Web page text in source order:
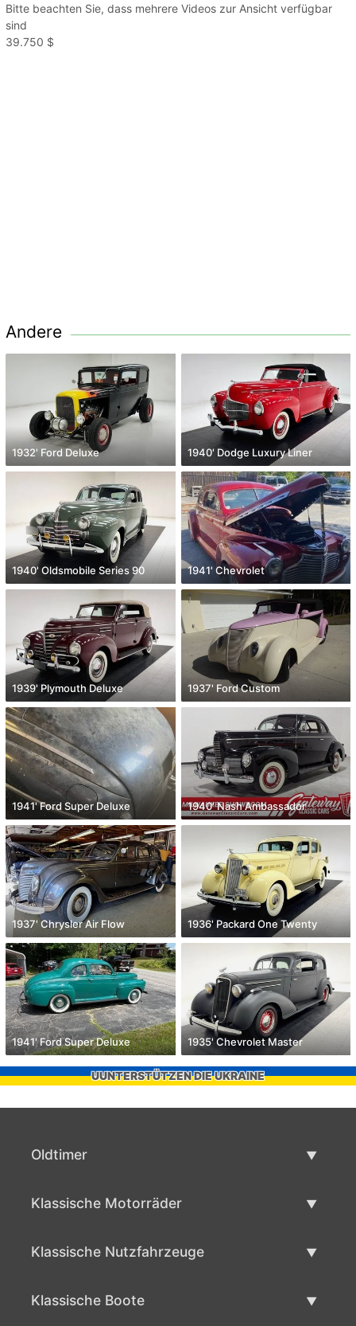
Bitte beachten Sie, dass mehrere Videos zur Ansicht verfügbar
sind
39.750 $
Andere
1932' Ford Deluxe 1940' Dodge Luxury Liner
1940' Oldsmobile Series 90 1941' Chevrolet
1939' Plymouth Deluxe 1937' Ford Custom
1941' Ford Super Deluxe 1940' Nash Ambassador
1937' Chrysler Air Flow 1936' Packard One Twenty
1941' Ford Super Deluxe 1935' Chevrolet Master
UUNTERSTÜTZEN DIE UKRAINE
Oldtimer
Klassische Motorräder
Klassische Nutzfahrzeuge
Klassische Boote